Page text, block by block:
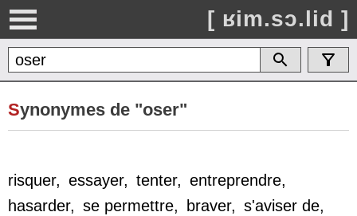
[ ʁim.sɔ.lid ]
Synonymes de "oser"
risquer, essayer, tenter, entreprendre,
hasarder, se permettre, braver, s'aviser de,